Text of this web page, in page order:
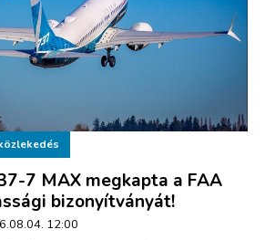
7 MAX megkapta a FAA
bizonyítványát!
12:00